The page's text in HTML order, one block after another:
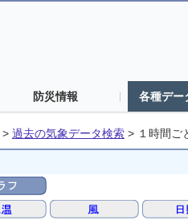
防災情報 各種デー
> 過去の気象データ検索 > １時間ご